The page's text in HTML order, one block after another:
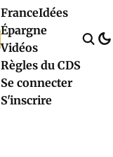
FranceIdées
Épargne
Vidéos
Règles du CDS
Se connecter
S'inscrire